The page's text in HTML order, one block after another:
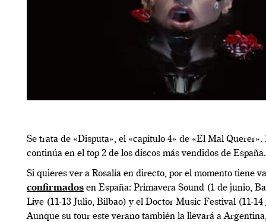
Se trata de «Disputa», el «capítulo 4» de «El Mal
continúa en el top 2 de los discos más vendidos de España.
Si quieres ver a Rosalía en directo, por el momento tiene
confirmados en España: Primavera Sound (1 de junio,
Live (11-13 Julio, Bilbao) y el Doctor Music Festival (11-14
Aunque su tour este verano también la llevará a